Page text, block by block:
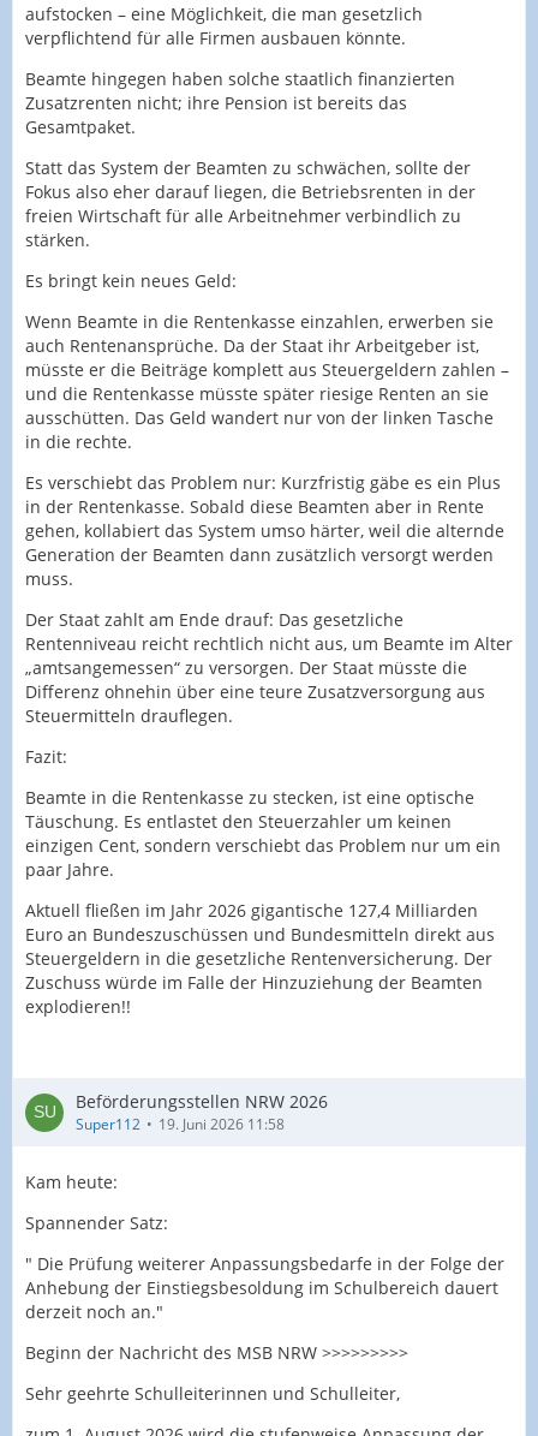
aufstocken – eine Möglichkeit, die man gesetzlich
verpflichtend für alle Firmen ausbauen könnte.
Beamte hingegen haben solche staatlich finanzierten
Zusatzrenten nicht; ihre Pension ist bereits das
Gesamtpaket.
Statt das System der Beamten zu schwächen, sollte der
Fokus also eher darauf liegen, die Betriebsrenten in der
freien Wirtschaft für alle Arbeitnehmer verbindlich zu
stärken.
Es bringt kein neues Geld:
Wenn Beamte in die Rentenkasse einzahlen, erwerben sie
auch Rentenansprüche. Da der Staat ihr Arbeitgeber ist,
müsste er die Beiträge komplett aus Steuergeldern zahlen –
und die Rentenkasse müsste später riesige Renten an sie
ausschütten. Das Geld wandert nur von der linken Tasche
in die rechte.
Es verschiebt das Problem nur: Kurzfristig gäbe es ein Plus
in der Rentenkasse. Sobald diese Beamten aber in Rente
gehen, kollabiert das System umso härter, weil die alternde
Generation der Beamten dann zusätzlich versorgt werden
muss.
Der Staat zahlt am Ende drauf: Das gesetzliche
Rentenniveau reicht rechtlich nicht aus, um Beamte im Alter
„amtsangemessen“ zu versorgen. Der Staat müsste die
Differenz ohnehin über eine teure Zusatzversorgung aus
Steuermitteln drauflegen.
Fazit:
Beamte in die Rentenkasse zu stecken, ist eine optische
Täuschung. Es entlastet den Steuerzahler um keinen
einzigen Cent, sondern verschiebt das Problem nur um ein
paar Jahre.
Aktuell fließen im Jahr 2026 gigantische 127,4 Milliarden
Euro an Bundeszuschüssen und Bundesmitteln direkt aus
Steuergeldern in die gesetzliche Rentenversicherung. Der
Zuschuss würde im Falle der Hinzuziehung der Beamten
explodieren!!
Beförderungsstellen NRW 2026
Super112 19. Juni 2026 11:58
Kam heute:
Spannender Satz:
" Die Prüfung weiterer Anpassungsbedarfe in der Folge der
Anhebung der Einstiegsbesoldung im Schulbereich dauert
derzeit noch an."
Beginn der Nachricht des MSB NRW >>>>>>>>>
Sehr geehrte Schulleiterinnen und Schulleiter,